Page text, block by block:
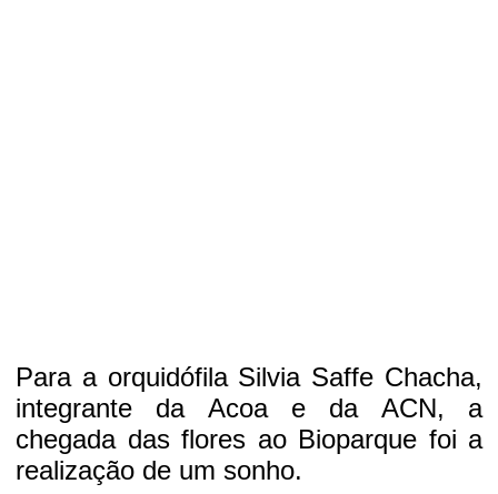
Para a orquidófila Silvia Saffe Chacha,
integrante da Acoa e da ACN, a
chegada das flores ao Bioparque foi a
realização de um sonho.